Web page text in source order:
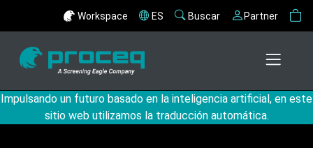
Workspace ES Buscar Partner
Impulsando un futuro basado en la inteligencia artificial, en este
sitio web utilizamos la traducción automática.